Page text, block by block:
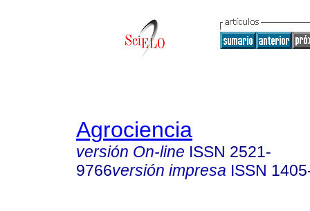
Agrociencia
versión On-line ISSN 2521-
9766versión impresa ISSN